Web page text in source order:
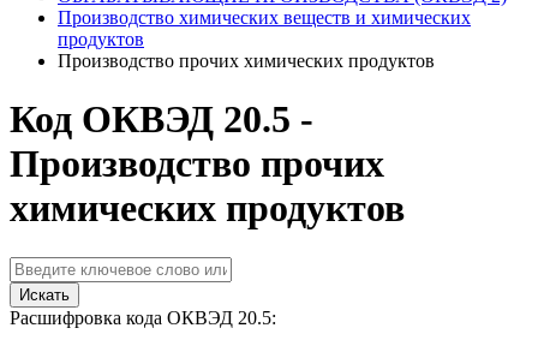
Производство химических веществ и химических
продуктов
Производство прочих химических продуктов
Код ОКВЭД 20.5 -
Производство прочих
химических продуктов
Искать
Расшифровка кода ОКВЭД 20.5: